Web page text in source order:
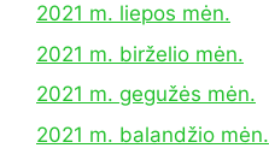
2021 m. liepos mėn.
2021 m. birželio mėn.
2021 m. gegužės mėn.
2021 m. balandžio mėn.